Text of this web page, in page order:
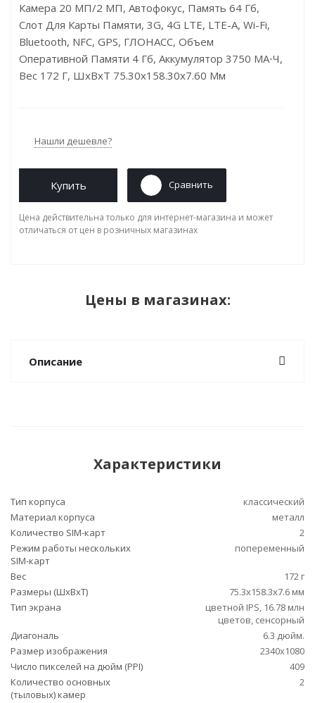
Камера 20 МП/2 МП, Автофокус, Память 64 Гб,
Слот Для Карты Памяти, 3G, 4G LTE, LTE-A, Wi-Fi,
Bluetooth, NFC, GPS, ГЛОНАСС, Объем
Оперативной Памяти 4 Гб, Аккумулятор 3750 МА⋅ч,
Вес 172 Г, ШxВxТ 75.30x158.30x7.60 Мм
Нашли дешевле?
Купить Сравнить
Цена действительна только для интернет-магазина и может
отличаться от цен в розничных магазинах
Цены в магазинах:
Описание
Характеристики
Тип корпуса
классический
Материал корпуса
металл
Количество SIM-карт
2
Режим работы нескольких
SIM-карт
попеременный
Вес
172 г
Размеры (ШxВxТ)
75.3x158.3x7.6 мм
Тип экрана
цветной IPS, 16.78 млн
цветов, сенсорный
Диагональ
6.3 дюйм.
Размер изображения
2340x1080
Число пикселей на дюйм (PPI)
409
Количество основных
(тыловых) камер
2